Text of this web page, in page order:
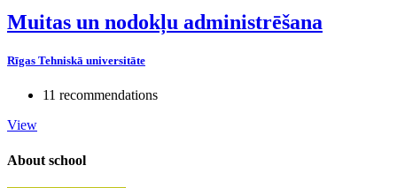
Muitas un nodokļu administrēšana
Rīgas Tehniskā universitāte
11 recommendations
View
About school